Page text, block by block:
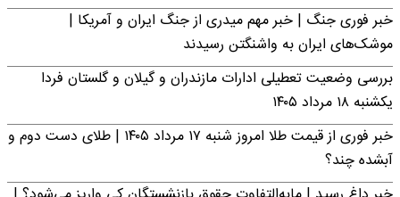
خبر فوری جنگ | خبر مهم میدری از جنگ ایران و آمریکا |
موشک‌های ایران به واشنگتن رسیدند
بررسی وضعیت تعطیلی ادارات مازندران و گیلان و گلستان فردا
یکشنبه ۱۸ مرداد ۱۴۰۵
خبر فوری از قیمت طلا امروز شنبه ۱۷ مرداد ۱۴۰۵ | طلای دست دوم و
آبشده چند؟